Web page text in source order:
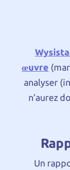
œuvre
analyser
n’aurez
Un